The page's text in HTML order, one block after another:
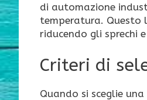
di automazione
temperatura. Questo
riducendo gli sprechi
Criteri di
Quando si sceglie